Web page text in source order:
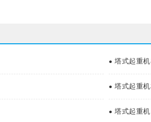
● 塔式起重
● 塔式起重
● 塔式起重